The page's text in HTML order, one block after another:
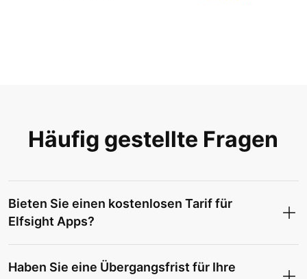
Häufig gestellte Fragen
Bieten Sie einen kostenlosen Tarif für
Elfsight Apps?
Haben Sie eine Übergangsfrist für Ihre